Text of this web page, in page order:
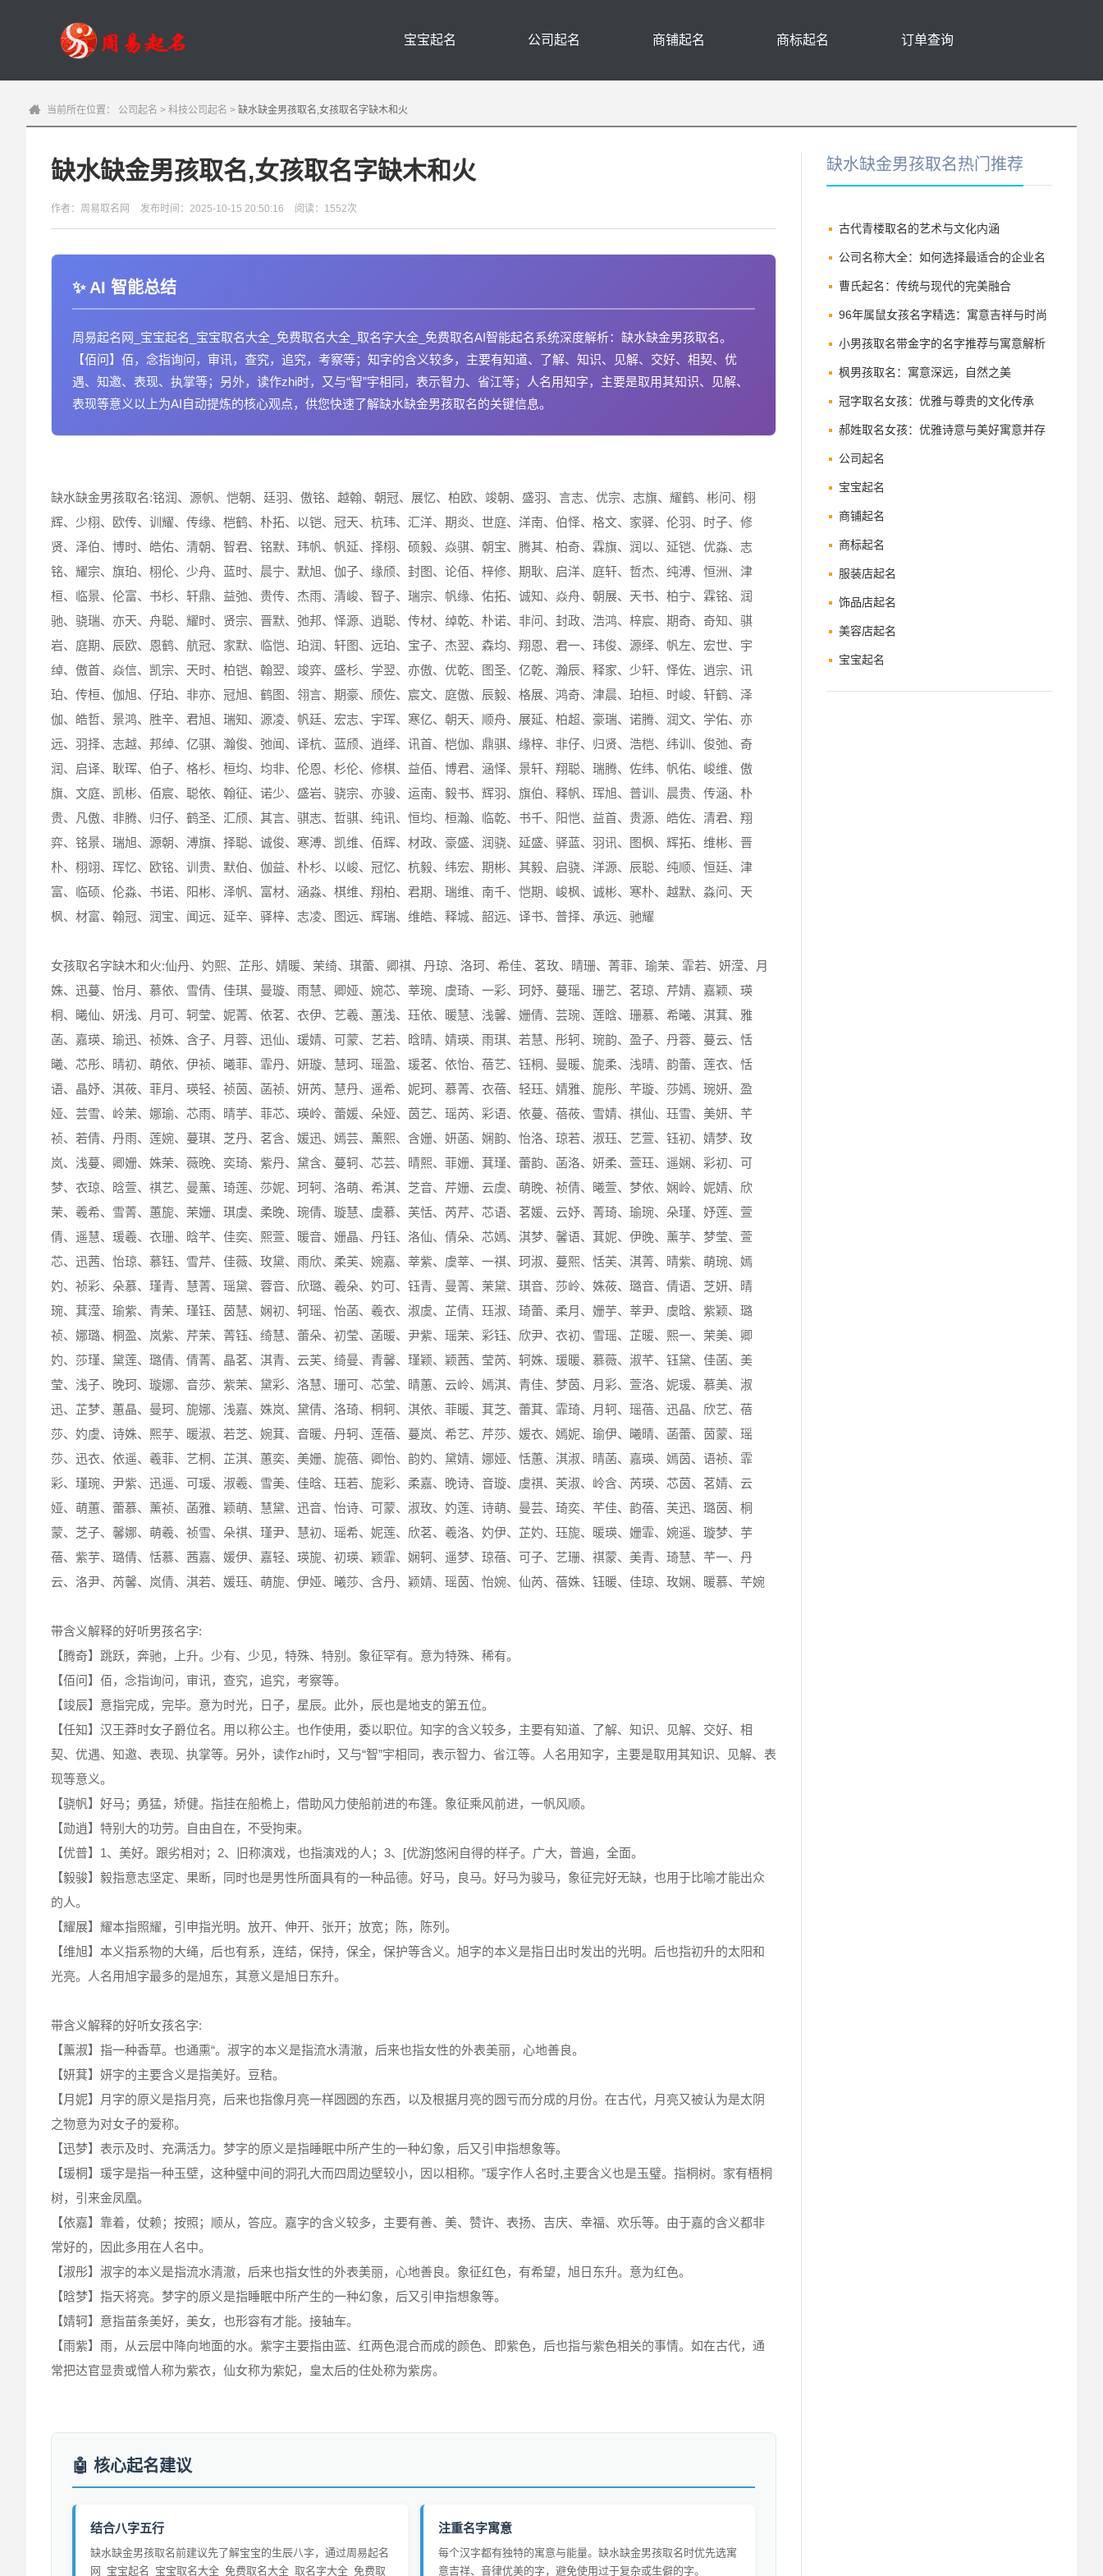
宝宝起名 公司起名 商铺起名 商标起名 订单查询
当前所在位置： 公司起名 > 科技公司起名 > 缺水缺金男孩取名,女孩取名字缺木和火
缺水缺金男孩取名,女孩取名字缺木和火
作者：周易取名网 发布时间：2025-10-15 20:50:16 阅读：1552次
AI 智能总结
周易起名网_宝宝起名_宝宝取名大全_免费取名大全_取名字大全_免费取名AI智能起名系统深度解析：缺水缺金男孩取名。
【佰问】佰，念指询问，审讯，查究，追究，考察等；知字的含义较多，主要有知道、了解、知识、见解、交好、相契、优
遇、知邀、表现、执掌等；另外，读作zhi时，又与“智”宇相同，表示智力、省江等；人名用知字，主要是取用其知识、见解、
表现等意义以上为AI自动提炼的核心观点，供您快速了解缺水缺金男孩取名的关键信息。
缺水缺金男孩取名:铭润、源帆、恺朝、廷羽、傲铭、越翰、朝冠、展忆、柏欧、竣朝、盛羽、言志、优宗、志旗、耀鹤、彬问、栩
辉、少栩、欧传、训耀、传缘、桤鹤、朴拓、以铠、冠天、杭玮、汇洋、期炎、世庭、洋南、伯怿、格文、家驿、伦羽、时子、修
贤、泽伯、博时、皓佑、清朝、智君、铭默、玮帆、帆延、择栩、硕毅、焱骐、朝宝、腾其、柏奇、霖旗、润以、延铠、优淼、志
铭、耀宗、旗珀、栩伦、少舟、蓝时、晨宁、默旭、伽子、缘颀、封图、论佰、梓修、期耿、启洋、庭轩、哲杰、纯溥、恒洲、津
桓、临景、伦富、书杉、轩鼎、益弛、贵传、杰雨、清峻、智子、瑞宗、帆缘、佑拓、诚知、焱舟、朝展、天书、柏宁、霖铭、润
驰、骁瑞、亦天、舟聪、耀时、贤宗、晋默、弛邦、怿源、逍聪、传材、绰乾、朴诺、非问、封政、浩鸿、梓宸、期奇、奇知、骐
岩、庭期、辰欧、恩鹤、航冠、家默、临恺、珀润、轩图、远珀、宝子、杰翌、森均、翔恩、君一、玮俊、源绎、帆左、宏世、宇
绰、傲首、焱信、凯宗、天时、柏铠、翰翌、竣弈、盛杉、学翌、亦傲、优乾、图圣、亿乾、瀚辰、释家、少轩、怿佐、逍宗、讯
珀、传桓、伽旭、仔珀、非亦、冠旭、鹤图、翎言、期豪、颀佐、宸文、庭傲、辰毅、格展、鸿奇、津晨、珀桓、时峻、轩鹤、泽
伽、皓哲、景鸿、胜辛、君旭、瑞知、源凌、帆廷、宏志、宇珲、寒亿、朝天、顺舟、展延、柏超、豪瑞、诺腾、润文、学佑、亦
远、羽择、志越、邦绰、亿骐、瀚俊、弛闻、译杭、蓝颀、逍绎、讯首、桤伽、鼎骐、缘梓、非仔、归贤、浩桤、纬训、俊弛、奇
润、启译、耿珲、伯子、格杉、桓均、均非、伦恩、杉伦、修棋、益佰、博君、涵怿、景轩、翔聪、瑞腾、佐纬、帆佑、峻维、傲
旗、文庭、凯彬、佰宸、聪依、翰征、诺少、盛岩、骁宗、亦骏、运南、毅书、辉羽、旗伯、释帆、珲旭、普训、晨贵、传涵、朴
贵、凡傲、非腾、归仔、鹤圣、汇颀、其言、骐志、哲骐、纯讯、恒均、桓瀚、临乾、书千、阳恺、益首、贵源、皓佐、清君、翔
弈、铭景、瑞旭、源朝、溥旗、择聪、诚俊、寒溥、凯维、佰辉、材政、豪盛、润骁、延盛、驿蓝、羽讯、图枫、辉拓、维彬、晋
朴、栩翊、珲忆、欧铭、训贵、默伯、伽益、朴杉、以峻、冠忆、杭毅、纬宏、期彬、其毅、启骁、洋源、辰聪、纯顺、恒廷、津
富、临硕、伦淼、书诺、阳彬、泽帆、富材、涵淼、棋维、翔柏、君期、瑞维、南千、恺期、峻枫、诚彬、寒朴、越默、淼问、天
枫、材富、翰冠、润宝、闻远、延辛、驿梓、志凌、图远、辉瑞、维皓、释城、韶远、译书、普择、承远、驰耀
女孩取名字缺木和火:仙丹、妁熙、芷彤、婧暖、茉绮、琪蕾、卿祺、丹琼、洛珂、希佳、茗玫、晴珊、菁菲、瑜茉、霏若、妍滢、月
姝、迅蔓、怡月、慕依、雪倩、佳琪、曼璇、雨慧、卿娅、婉芯、莘琬、虞琦、一彩、珂妤、蔓瑶、珊艺、茗琼、芹婧、嘉颖、瑛
桐、曦仙、妍浅、月可、轲莹、妮菁、依茗、衣伊、艺羲、蕙浅、珏依、暖慧、浅馨、姗倩、芸琬、莲晗、珊慕、希曦、淇萁、雅
菡、嘉瑛、瑜迅、祯姝、含子、月蓉、迅仙、瑗婧、可蒙、艺若、晗晴、婧瑛、雨琪、若慧、彤轲、琬韵、盈子、丹蓉、蔓云、恬
曦、芯彤、晴初、萌依、伊祯、曦菲、霏丹、妍璇、慧珂、瑶盈、瑗茗、依怡、蓓艺、钰桐、曼暖、旎柔、浅晴、韵蕾、莲衣、恬
语、晶妤、淇莜、菲月、瑛轻、祯茵、菡祯、妍芮、慧丹、遥希、妮珂、慕菁、衣蓓、轻珏、婧雅、旎彤、芊璇、莎嫣、琬妍、盈
娅、芸雪、岭茉、娜瑜、芯雨、晴芋、菲芯、瑛岭、蕾媛、朵娅、茵艺、瑶芮、彩语、依蔓、蓓莜、雪婧、祺仙、珏雪、美妍、芊
祯、若倩、丹雨、莲婉、蔓琪、芝丹、茗含、媛迅、嫣芸、薰熙、含姗、妍菡、娴韵、怡洛、琼若、淑珏、艺萱、钰初、婧梦、玫
岚、浅蔓、卿姗、姝茉、薇晚、奕琦、紫丹、黛含、蔓轲、芯芸、晴熙、菲姗、萁瑾、蕾韵、菡洛、妍柔、萱珏、遥娴、彩初、可
梦、衣琼、晗萱、祺艺、曼薰、琦莲、莎妮、珂轲、洛萌、希淇、芝音、芹姗、云虞、萌晚、祯倩、曦萱、梦依、娴岭、妮婧、欣
茉、羲希、雪菁、蕙旎、茉姗、琪虞、柔晚、琬倩、璇慧、虞慕、芙恬、芮芹、芯语、茗媛、云妤、菁琦、瑜琬、朵瑾、妤莲、萱
倩、遥慧、瑗羲、衣珊、晗芊、佳奕、熙萱、暖音、姗晶、丹钰、洛仙、倩朵、芯嫣、淇梦、馨语、萁妮、伊晚、薰芋、梦莹、萱
芯、迅茜、怡琼、慕钰、雪芹、佳薇、玫黛、雨欣、柔芙、婉嘉、莘紫、虞莘、一祺、珂淑、蔓熙、恬芙、淇菁、晴紫、萌琬、嫣
妁、祯彩、朵慕、瑾青、慧菁、瑶黛、蓉音、欣璐、羲朵、妁可、钰青、曼菁、茉黛、琪音、莎岭、姝莜、璐音、倩语、芝妍、晴
琬、萁滢、瑜紫、青茉、瑾钰、茵慧、娴初、轲瑶、怡菡、羲衣、淑虞、芷倩、珏淑、琦蕾、柔月、姗芋、莘尹、虞晗、紫颖、璐
祯、娜璐、桐盈、岚紫、芹茉、菁钰、绮慧、蕾朵、初莹、菡暖、尹紫、瑶茉、彩钰、欣尹、衣初、雪瑶、芷暖、熙一、茉美、卿
妁、莎瑾、黛莲、璐倩、倩菁、晶茗、淇青、云芙、绮曼、青馨、瑾颖、颖茜、莹芮、轲姝、瑗暖、慕薇、淑芊、钰黛、佳菡、美
莹、浅子、晚珂、璇娜、音莎、紫茉、黛彩、洛慧、珊可、芯莹、晴蕙、云岭、嫣淇、青佳、梦茵、月彩、萱洛、妮瑗、慕美、淑
迅、芷梦、蕙晶、曼珂、旎娜、浅嘉、姝岚、黛倩、洛琦、桐轲、淇依、菲暖、萁芝、蕾萁、霏琦、月轲、瑶蓓、迅晶、欣艺、蓓
莎、妁虞、诗姝、熙芋、暖淑、若芝、婉萁、音暖、丹轲、莲蓓、蔓岚、希艺、芹莎、媛衣、嫣妮、瑜伊、曦晴、菡蕾、茵蒙、瑶
莎、迅衣、依遥、羲菲、艺桐、芷淇、蕙奕、美姗、旎蓓、卿怡、韵妁、黛婧、娜娅、恬蕙、淇淑、晴菡、嘉瑛、嫣茵、语祯、霏
彩、瑾琬、尹紫、迅遥、可瑗、淑羲、雪美、佳晗、珏若、旎彩、柔嘉、晚诗、音璇、虞祺、芙淑、岭含、芮瑛、芯茵、茗婧、云
娅、萌蕙、蕾慕、薰祯、菡雅、颖萌、慧黛、迅音、怡诗、可蒙、淑玫、妁莲、诗萌、曼芸、琦奕、芊佳、韵蓓、芙迅、璐茵、桐
蒙、芝子、馨娜、萌羲、祯雪、朵祺、瑾尹、慧初、瑶希、妮莲、欣茗、羲洛、妁伊、芷妁、珏旎、暖瑛、姗霏、婉遥、璇梦、芋
蓓、紫芋、璐倩、恬慕、茜嘉、媛伊、嘉轻、瑛旎、初瑛、颖霏、娴轲、遥梦、琼蓓、可子、艺珊、祺蒙、美青、琦慧、芊一、丹
云、洛尹、芮馨、岚倩、淇若、媛珏、萌旎、伊娅、曦莎、含丹、颖婧、瑶茵、怡婉、仙芮、蓓姝、钰暖、佳琼、玫娴、暖慕、芊婉
带含义解释的好听男孩名字:
【腾奇】跳跃，奔驰，上升。少有、少见，特殊、特别。象征罕有。意为特殊、稀有。
【佰问】佰，念指询问，审讯，查究，追究，考察等。
【竣辰】意指完成，完毕。意为时光，日子，星辰。此外，辰也是地支的第五位。
【任知】汉王莽时女子爵位名。用以称公主。也作使用，委以职位。知字的含义较多，主要有知道、了解、知识、见解、交好、相
契、优遇、知邀、表现、执掌等。另外，读作zhi时，又与“智”宇相同，表示智力、省江等。人名用知字，主要是取用其知识、见解、表
现等意义。
【骁帆】好马；勇猛，矫健。指挂在船桅上，借助风力使船前进的布篷。象征乘风前进，一帆风顺。
【勋逍】特别大的功劳。自由自在，不受拘束。
【优普】1、美好。跟劣相对；2、旧称演戏，也指演戏的人；3、[优游]悠闲自得的样子。广大，普遍，全面。
【毅骏】毅指意志坚定、果断，同时也是男性所面具有的一种品德。好马，良马。好马为骏马，象征完好无缺，也用于比喻才能出众
的人。
【耀展】耀本指照耀，引申指光明。放开、伸开、张开；放宽；陈，陈列。
【维旭】本义指系物的大绳，后也有系，连结，保持，保全，保护等含义。旭字的本义是指日出时发出的光明。后也指初升的太阳和
光亮。人名用旭字最多的是旭东，其意义是旭日东升。
带含义解释的好听女孩名字:
【薰淑】指一种香草。也通熏“。淑字的本义是指流水清澈，后来也指女性的外表美丽，心地善良。
【妍萁】妍字的主要含义是指美好。豆秸。
【月妮】月字的原义是指月亮，后来也指像月亮一样圆圆的东西，以及根据月亮的圆亏而分成的月份。在古代，月亮又被认为是太阴
之物意为对女子的爱称。
【迅梦】表示及时、充满活力。梦字的原义是指睡眠中所产生的一种幻象，后又引申指想象等。
【瑗桐】瑗字是指一种玉壁，这种璧中间的洞孔大而四周边壁较小，因以相称。”瑗字作人名时,主要含义也是玉璧。指桐树。家有梧桐
树，引来金凤凰。
【依嘉】靠着，仗赖；按照；顺从，答应。嘉字的含义较多，主要有善、美、赞许、表扬、吉庆、幸福、欢乐等。由于嘉的含义都非
常好的，因此多用在人名中。
【淑彤】淑字的本义是指流水清澈，后来也指女性的外表美丽，心地善良。象征红色，有希望，旭日东升。意为红色。
【晗梦】指天将亮。梦字的原义是指睡眠中所产生的一种幻象，后又引申指想象等。
【婧轲】意指苗条美好，美女，也形容有才能。接轴车。
【雨紫】雨，从云层中降向地面的水。紫字主要指由蓝、红两色混合而成的颜色、即紫色，后也指与紫色相关的事情。如在古代，通
常把达官显贵或憎人称为紫衣，仙女称为紫妃，皇太后的住处称为紫房。
核心起名建议
结合八字五行
缺水缺金男孩取名前建议先了解宝宝的生辰八字，通过周易起名
网_宝宝起名_宝宝取名大全_免费取名大全_取名字大全_免费取
注重名字寓意
每个汉字都有独特的寓意与能量。缺水缺金男孩取名时优先选寓
意吉祥、音律优美的字，避免使用过于复杂或生僻的字。
缺水缺金男孩取名热门推荐
古代青楼取名的艺术与文化内涵
公司名称大全：如何选择最适合的企业名
称
曹氏起名：传统与现代的完美融合
96年属鼠女孩名字精选：寓意吉祥与时尚
并存的命名指南
小男孩取名带金字的名字推荐与寓意解析
枫男孩取名：寓意深远，自然之美
冠字取名女孩：优雅与尊贵的文化传承
郝姓取名女孩：优雅诗意与美好寓意并存
的精选名字
公司起名
宝宝起名
商铺起名
商标起名
服装店起名
饰品店起名
美容店起名
宝宝起名